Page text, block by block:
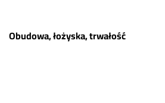
Obudowa, łożyska, trwałość